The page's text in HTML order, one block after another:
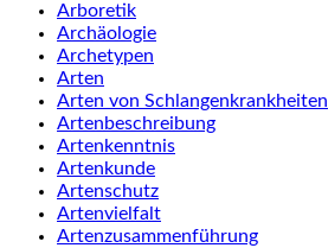
Arboretik
Archäologie
Archetypen
Arten
Arten von Schlangenkrankheiten
Artenbeschreibung
Artenkenntnis
Artenkunde
Artenschutz
Artenvielfalt
Artenzusammenführung